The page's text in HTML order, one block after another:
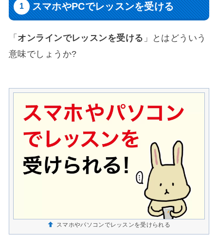
スマホやPCでレッスンを受ける
「 オンラインでレッスンを受ける 」とはどういう
意味でしょうか?
スマホやパソコンでレッスンを受けられる